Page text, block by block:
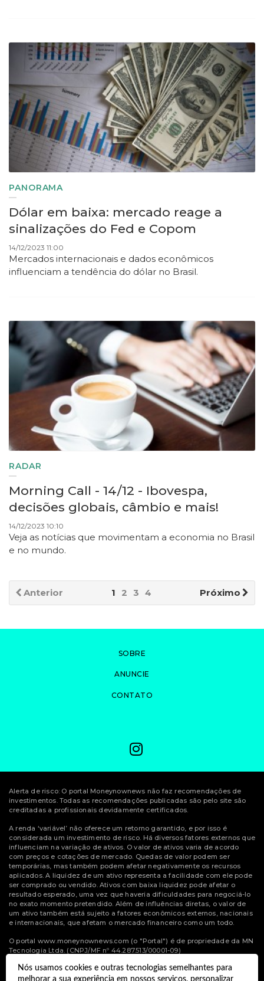
Nós usamos cookies e outras tecnologias semelhantes para
melhorar a sua experiência em nossos serviços, personalizar
PANORAMA
Dólar em baixa: mercado reage a
sinalizações do Fed e Copom
14/12/2023 11:00
Mercados internacionais e dados econômicos
influenciam a tendência do dólar no Brasil.
RADAR
Morning Call - 14/12 - Ibovespa,
decisões globais, câmbio e mais!
14/12/2023 10:10
Veja as notícias que movimentam a economia no Brasil
e no mundo.
Anterior Próximo
1 2 3 4
SOBRE
ANUNCIE
CONTATO
Alerta de risco: O portal Moneynownews não faz recomendações de
investimentos. Todas as recomendações publicadas são pelo site são
creditadas a profissionais devidamente certificados.
A renda ‘variável’ não oferece um retorno garantido, e por isso é
considerada um investimento de risco. Há diversos fatores externos que
influenciam na variação de ativos. O valor de ativos varia de acordo
com preços e cotações de mercado. Quedas de valor podem ser
temporárias, mas também podem afetar negativamente os recursos
aplicados. A liquidez de um ativo representa a facilidade com ele pode
ser comprado ou vendido. Ativos com baixa liquidez pode afetar o
resultado esperado, uma vez que haveria dificuldades para negociá-lo
no exato momento pretendido. Além de influências diretas, o valor de
um ativo também está sujeito a fatores econômicos externos, nacionais
e internacionais, que afetam o mercado financeiro como um todo.
O portal www.moneynownews.com (o "Portal") é de propriedade da MN
Tecnologia Ltda. (CNPJ/MF nº 44.287.513/00001-09)
© Copyright 2022 Money Now News.